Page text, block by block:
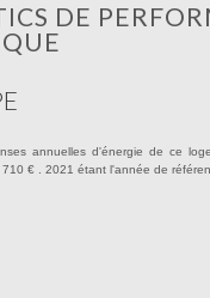
DE
annuelles d'énergie de ce
€ . 2021 étant l'année de